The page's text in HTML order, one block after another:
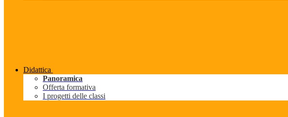
Didattica
Panoramica
Offerta formativa
I progetti delle classi